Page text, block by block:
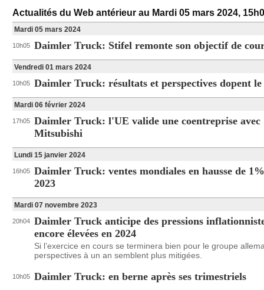
Actualités du Web antérieur au Mardi 05 mars 2024,
Mardi 05 mars 2024
10h05 Daimler Truck: Stifel remonte son objectif de
Vendredi 01 mars 2024
10h05 Daimler Truck: résultats et perspectives dopent
Mardi 06 février 2024
17h05 Daimler Truck: l'UE valide une coentreprise avec
Mitsubishi
Lundi 15 janvier 2024
16h05 Daimler Truck: ventes mondiales en hausse de
2023
Mardi 07 novembre 2023
20h04 Daimler Truck anticipe des pressions
encore élevées en 2024
Si l’exercice en cours se terminera bien pour le groupe
perspectives à un an semblent plus mitigées.
10h05 Daimler Truck: en berne après ses trimestriels